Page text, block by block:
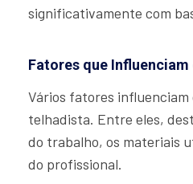
significativamente com
Fatores que Influenciam
Vários fatores
telhadista. Entre eles,
do trabalho, os materiais
do profissional.